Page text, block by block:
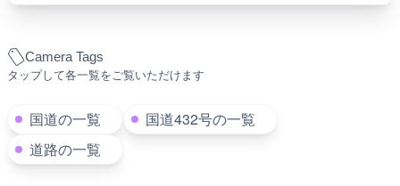
Camera Tags
タップして各一覧をご覧いただけます
国道の一覧
国道432号の一覧
道路の一覧